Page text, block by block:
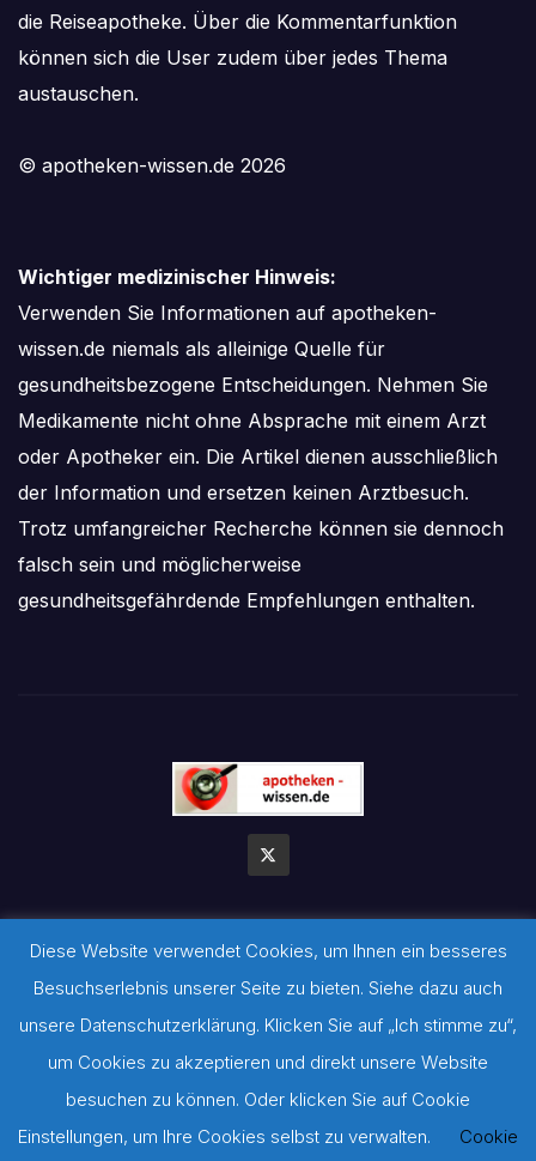
die Reiseapotheke. Über die Kommentarfunktion
können sich die User zudem über jedes Thema
austauschen.
© apotheken-wissen.de 2026
Wichtiger medizinischer Hinweis:
Verwenden Sie Informationen auf apotheken-
wissen.de niemals als alleinige Quelle für
gesundheitsbezogene Entscheidungen. Nehmen Sie
Medikamente nicht ohne Absprache mit einem Arzt
oder Apotheker ein. Die Artikel dienen ausschließlich
der Information und ersetzen keinen Arztbesuch.
Trotz umfangreicher Recherche können sie dennoch
falsch sein und möglicherweise
gesundheitsgefährdende Empfehlungen enthalten.
Themeansar
ImpressumDatenschutzerklärung Archiv der Gesundheitsratgeber
©-Hinweis zu verwendeten Bildern: Sofern auf dieser Seite keine
Quellennachweise gesetzt werden konnten, befinden sich diese
Diese Website verwendet Cookies, um Ihnen ein besseres
Besuchserlebnis unserer Seite zu bieten. Siehe dazu auch
unsere Datenschutzerklärung. Klicken Sie auf „Ich stimme zu“,
um Cookies zu akzeptieren und direkt unsere Website
besuchen zu können. Oder klicken Sie auf Cookie
Einstellungen, um Ihre Cookies selbst zu verwalten.
Cookie